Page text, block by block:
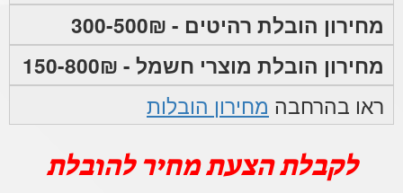
מחירון הובלת רהיטים - 300-500₪
מחירון הובלת מוצרי חשמל - 150-800₪
ראו בהרחבה מחירון הובלות
לקבלת הצעת מחיר להובלת